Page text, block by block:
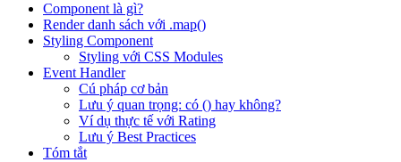
Component là gì?
Render danh sách với .map()
Styling Component
Styling với CSS Modules
Event Handler
Cú pháp cơ bản
Lưu ý quan trọng: có () hay không?
Ví dụ thực tế với Rating
Lưu ý Best Practices
Tóm tắt